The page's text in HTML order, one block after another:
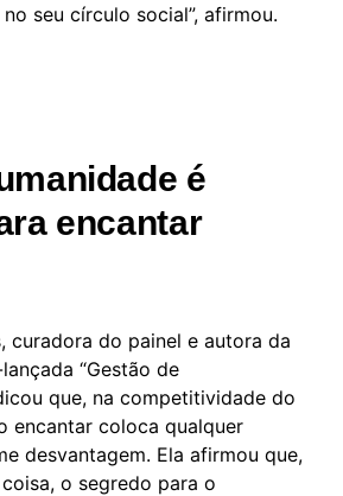
seu círculo social”, afirmou.
é
encantar
curadora do painel e autora da
“Gestão de
que, na competitividade do
encantar coloca qualquer
desvantagem. Ela afirmou que,
o segredo para o